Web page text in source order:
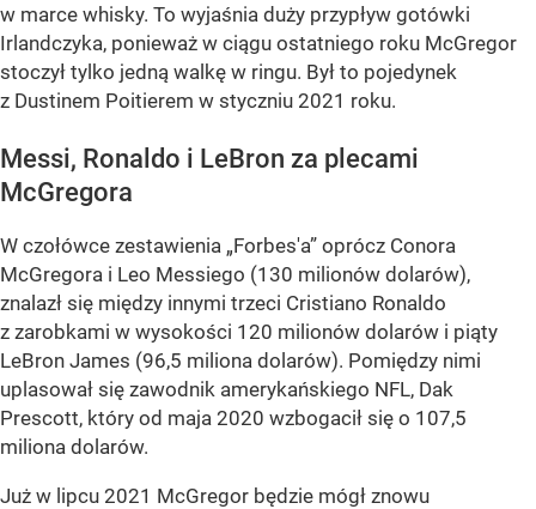
w marce whisky. To wyjaśnia duży przypływ gotówki
Irlandczyka, ponieważ w ciągu ostatniego roku McGregor
stoczył tylko jedną walkę w ringu. Był to pojedynek
z Dustinem Poitierem w styczniu 2021 roku.
Messi, Ronaldo i LeBron za plecami
McGregora
W czołówce zestawienia „Forbes'a” oprócz Conora
McGregora i Leo Messiego (130 milionów dolarów),
znalazł się między innymi trzeci Cristiano Ronaldo
z zarobkami w wysokości 120 milionów dolarów i piąty
LeBron James (96,5 miliona dolarów). Pomiędzy nimi
uplasował się zawodnik amerykańskiego NFL, Dak
Prescott, który od maja 2020 wzbogacił się o 107,5
miliona dolarów.
Już w lipcu 2021 McGregor będzie mógł znowu